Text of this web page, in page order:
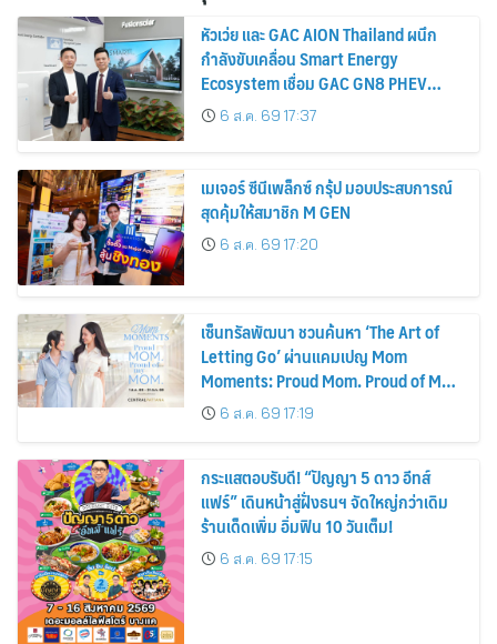
หัวเว่ย และ GAC AION Thailand ผนึก
กำลังขับเคลื่อน Smart Energy
Ecosystem เชื่อม GAC GN8 PHEV
รถยนต์ MPV ระดับพรีเมียม เข้ากับ
พลังงานแสงอาทิตย์ภายในบ้าน
6 ส.ค. 69 17:37
เมเจอร์ ซีนีเพล็กซ์ กรุ้ป มอบประสบการณ์
สุดคุ้มให้สมาชิก M GEN
6 ส.ค. 69 17:20
เซ็นทรัลพัฒนา ชวนค้นหา ‘The Art of
Letting Go’ ผ่านแคมเปญ Mom
Moments: Proud Mom. Proud of My
Mom.6 ส.ค. 69 17:19
กระแสตอบรับดี! “ปัญญา 5 ดาว อีทส์
แฟร์” เดินหน้าสู่ฝั่งธนฯ จัดใหญ่กว่าเดิม
ร้านเด็ดเพิ่ม อิ่มฟิน 10 วันเต็ม!
6 ส.ค. 69 17:15